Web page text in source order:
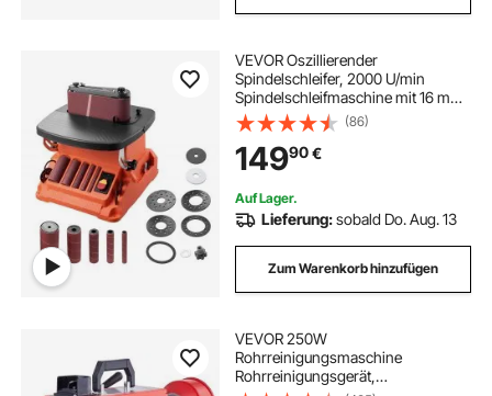
VEVOR Oszillierender
Spindelschleifer, 2000 U/min
Spindelschleifmaschine mit 16 mm
Hub, 5 Hülsen (12,7–50,8 mm) &
610x98 mm Schleifband für
Holzbearbeitung, Möbelschleifen,
Heimwerkerprojekte
(86)
14990€
Auf Lager.
Lieferung:sobald Do. Aug. 13
Zum Warenkorb hinzufügen
VEVOR 250W
Rohrreinigungsmaschine
Rohrreinigungsgerät,